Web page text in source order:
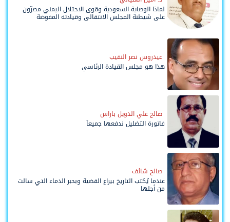
لماذا الوصاية السعودية وقوى الاحتلال اليمني مصرّون
على شيطنة المجلس الانتقالي وقيادته المفوضة
عيدروس نصر النقيب
هذا هو مجلس القيادة الرئاسي
صالح علي الدويل باراس
فاتورة التضليل ندفعها جميعاً
صالح شائف
عندما يُكتب التاريخ بيراع القضية وبحبر الدماء التي سالت
من أجلها